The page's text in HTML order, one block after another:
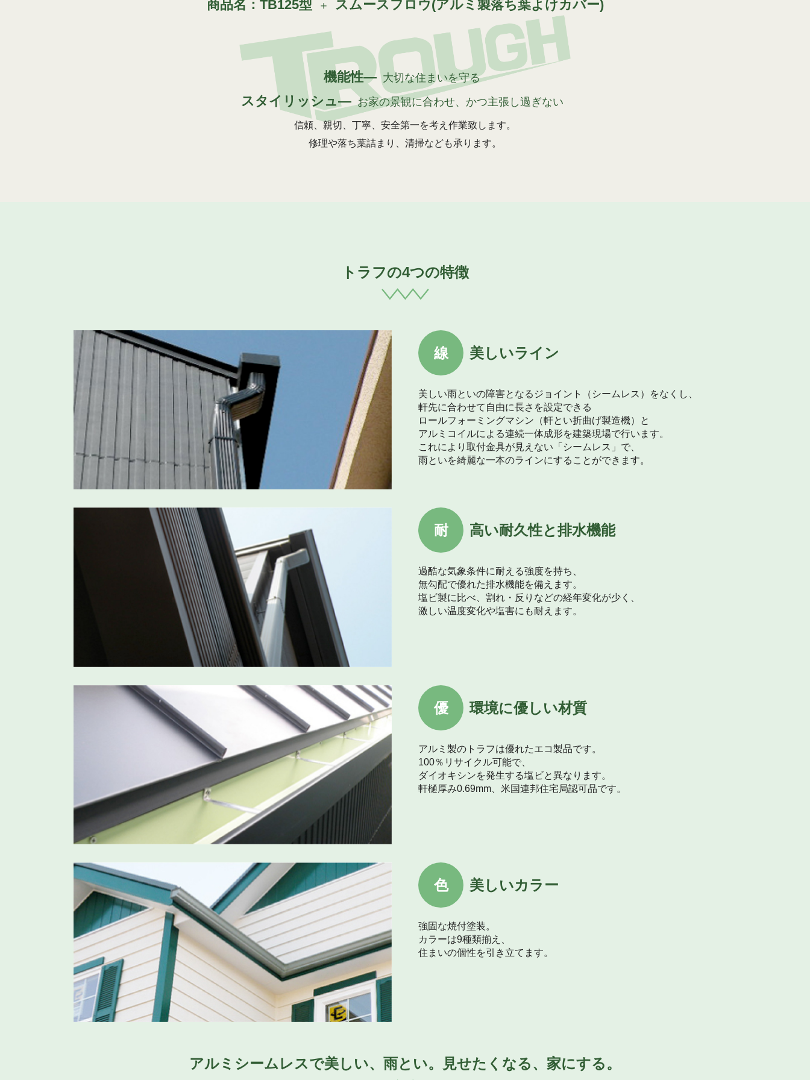
商品名：TB125型 ＋ スムースフロウ(アルミ製落ち葉よけカバー)
機能性― 大切な住まいを守る
スタイリッシュ― お家の景観に合わせ、かつ主張し過ぎない
信頼、親切、丁寧、安全第一を考え作業致します。
修理や落ち葉詰まり、清掃なども承ります。
トラフの4つの特徴
線 美しいライン
美しい雨といの障害となるジョイント（シームレス）をなくし、
軒先に合わせて自由に長さを設定できる
ロールフォーミングマシン（軒とい折曲げ製造機）と
アルミコイルによる連続一体成形を建築現場で行います。
これにより取付金具が見えない「シームレス」で、
雨といを綺麗な一本のラインにすることができます。
耐 高い耐久性と排水機能
過酷な気象条件に耐える強度を持ち、
無勾配で優れた排水機能を備えます。
塩ビ製に比べ、割れ・反りなどの経年変化が少く、
激しい温度変化や塩害にも耐えます。
優 環境に優しい材質
アルミ製のトラフは優れたエコ製品です。
100％リサイクル可能で、
ダイオキシンを発生する塩ビと異なります。
軒樋厚み0.69mm、米国連邦住宅局認可品です。
色 美しいカラー
強固な焼付塗装。
カラーは9種類揃え、
住まいの個性を引き立てます。
アルミシームレスで美しい、 雨とい。 見せたくなる、家にする。